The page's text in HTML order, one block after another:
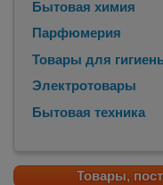
Бытовая химия
Парфюмерия
Товары для
Электротовары
Бытовая техника
Товары,